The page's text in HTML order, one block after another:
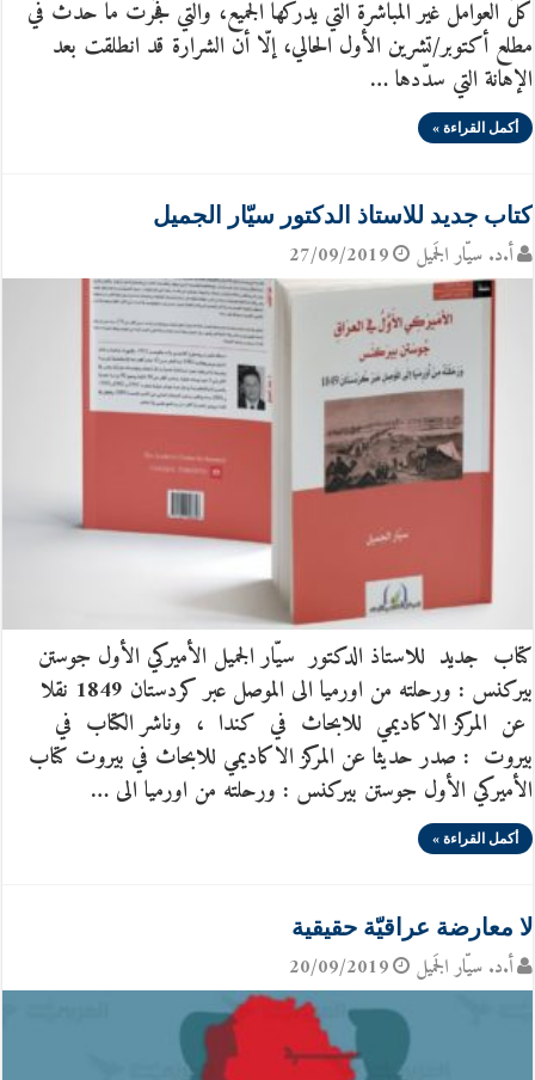
كلّ العوامل غير المباشرة التي يدركها الجميع، والتي فجّرت ما حدث في
مطلع أكتوبر/تشرين الأول الحالي، إلّا أن الشرارة قد انطلقت بعد
الإهانة التي سدّدها …
أكمل القراءة »
كتاب جديد للاستاذ الدكتور سيّار الجميل
أ.د. سيّار الجَميل 27/09/2019
كتاب جديد للاستاذ الدكتور سيّار الجميل الأميركي الأول جوستن
بيركنس : ورحلته من اورميا الى الموصل عبر كردستان 1849 نقلا
عن المركز الاكاديمي للابحاث في كندا ، وناشر الكتاب في
بيروت : صدر حديثا عن المركز الاكاديمي للابحاث في بيروت كتاب
الأميركي الأول جوستن بيركنس : ورحلته من اورميا الى …
أكمل القراءة »
لا معارضة عراقيّة حقيقية
أ.د. سيّار الجَميل 20/09/2019